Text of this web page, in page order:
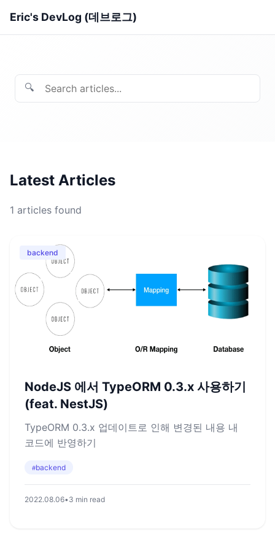
Eric's DevLog (데브로그)
🔍
Latest Articles
1 articles found
backend
NodeJS 에서 TypeORM 0.3.x 사용하기
(feat. NestJS)
TypeORM 0.3.x 업데이트로 인해 변경된 내용 내
코드에 반영하기
#backend
2022.08.06•3 min read